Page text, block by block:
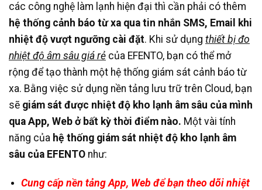
các công nghệ làm lạnh hiện đại thì cần phải có thêm
hệ thống cảnh báo từ xa qua tin nhắn SMS, Email khi
nhiệt độ vượt ngưỡng cài đặt. Khi sử dụng thiết bị đo
nhiệt độ âm sâu giá rẻ của EFENTO, bạn có thể mở
rộng để tạo thành một hệ thống giám sát cảnh báo từ
xa. Bằng việc sử dụng nền tảng lưu trữ trên Cloud, bạn
sẽ giám sát được nhiệt độ kho lạnh âm sâu của mình
qua App, Web ở bất kỳ thời điểm nào. Một vài tính
năng của hệ thống giám sát nhiệt độ kho lạnh âm
sâu của EFENTO như:
Cung cấp nền tảng App, Web để bạn theo dõi nhiệt